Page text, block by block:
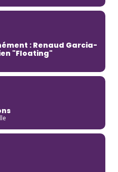
: Renaud Garcia-
"Floating"